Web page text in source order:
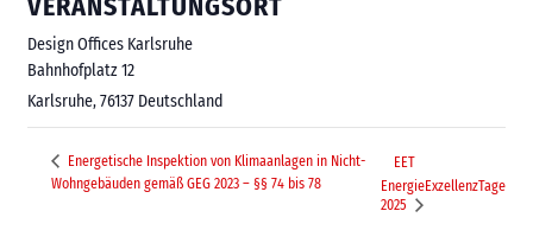
VERANSTALTUNGSORT
Design Offices Karlsruhe
Bahnhofplatz 12
Karlsruhe,76137 Deutschland
Energetische Inspektion von Klimaanlagen in Nicht-
Wohngebäuden gemäß GEG 2023 – §§ 74 bis 78
EET
EnergieExzellenzTage
2025